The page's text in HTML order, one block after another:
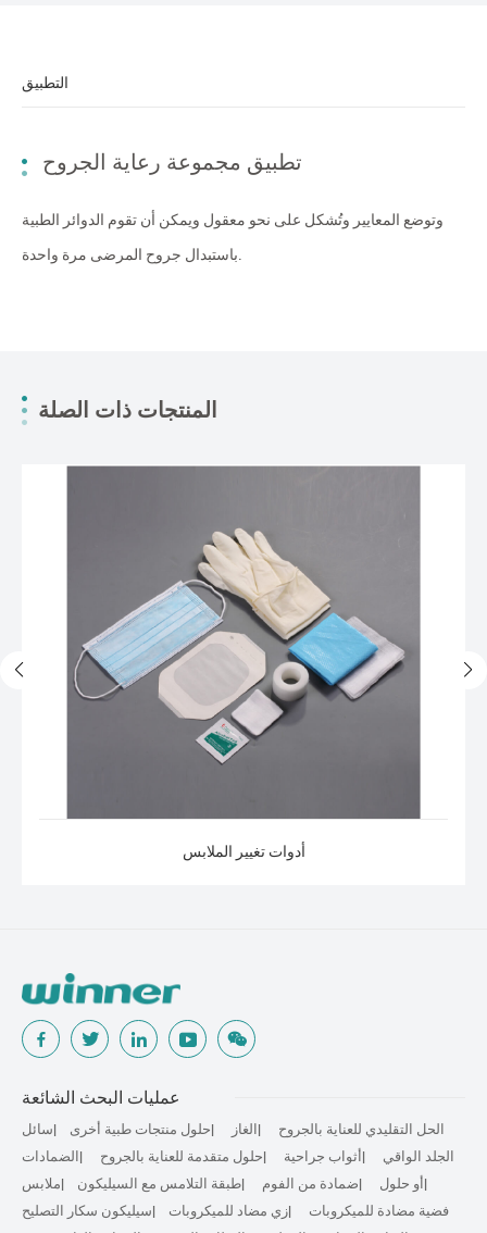
التطبيق
تطبيق مجموعة رعاية الجروح
وتوضع المعايير وتُشكل على نحو معقول ويمكن أن تقوم الدوائر الطبية
باستبدال جروح المرضى مرة واحدة.
المنتجات ذات الصلة
أدوات تغيير الملابس
عمليات البحث الشائعة
الحل التقليدي للعناية بالجروح الغاز حلول منتجات طبية أخرى
سائل
الجلد الواقي
أثواب جراحية حلول متقدمة للعناية بالجروح
الضمادات
أو حلول
ضمادة من الفوم طبقة التلامس مع السيليكون
ملابس
فضية مضادة للميكروبات
زي مضاد للميكروبات
سيليكون سكار التصليح